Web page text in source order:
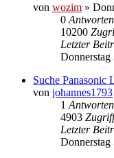
von wozim »
0 Antworten
10200
Letzter
Suche Panasonic
von johannes1793
1 Antworten
4903
Letzter